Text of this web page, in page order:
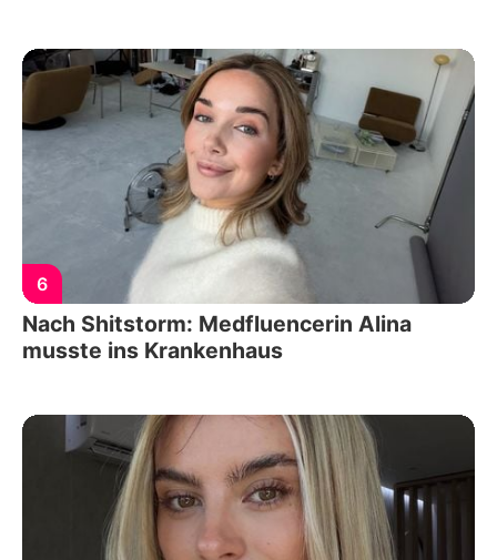
6
Nach Shitstorm: Medfluencerin Alina
musste ins Krankenhaus